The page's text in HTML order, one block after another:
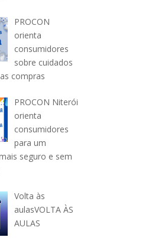
PROCON
orienta
consumidores
sobre cuidados
compras
PROCON Niterói
orienta
consumidores
para um
seguro e sem
Volta às
aulasVOLTA ÀS
AULAS